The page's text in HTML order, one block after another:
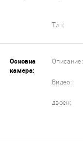
Тип:
Основна
камера:
Описание:
Видео:
двоен: